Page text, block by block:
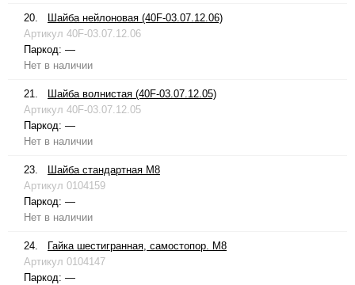
20.
Шайба нейлоновая (40F-03.07.12.06)
Артикул 40F-03.07.12.06
Паркод: —
Нет в наличии
21.
Шайба волнистая (40F-03.07.12.05)
Артикул 40F-03.07.12.05
Паркод: —
Нет в наличии
23.
Шайба стандартная М8
Артикул 0104159
Паркод: —
Нет в наличии
24.
Гайка шестигранная, самостопор. М8
Артикул 0104147
Паркод: —